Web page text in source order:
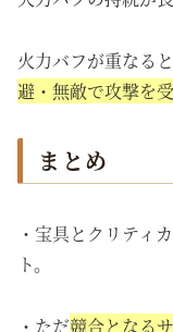
火力バフが重なると
避・無敵で攻撃を
まとめ
・宝具とクリティ
ト。
・ただ競合となる